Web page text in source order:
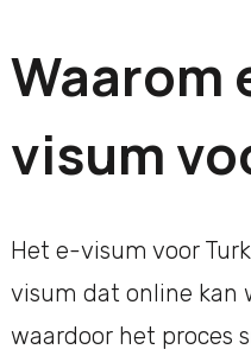
Waarom
visum
Het e-visum voor
visum dat online kan
waardoor het proces